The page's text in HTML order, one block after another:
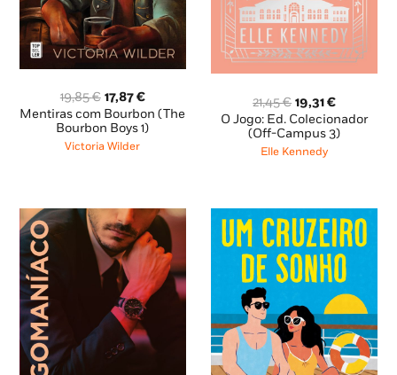
19,85€ O
preço
original
era:
17,87€O
preço
atual
Mentiras com Bourbon (The
Bourbon Boys 1)
Victoria Wilder
21,45€ O
preço
original
era:
19,31€O
preço
atual
O Jogo: Ed. Colecionador
(Off-Campus 3)
Elle Kennedy